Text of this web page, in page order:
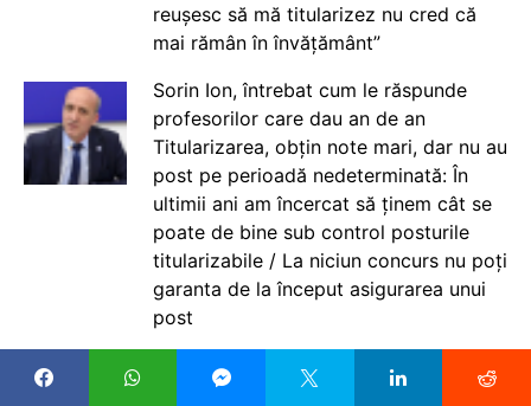
reușesc să mă titularizez nu cred că
mai rămân în învățământ”
Sorin Ion, întrebat cum le răspunde
profesorilor care dau an de an
Titularizarea, obțin note mari, dar nu au
post pe perioadă nedeterminată: În
ultimii ani am încercat să ținem cât se
poate de bine sub control posturile
titularizabile / La niciun concurs nu poți
garanta de la început asigurarea unui
post
Mai mulți părinți solicită, într-o petiție,
anularea deciziei ISMB de a nu mai